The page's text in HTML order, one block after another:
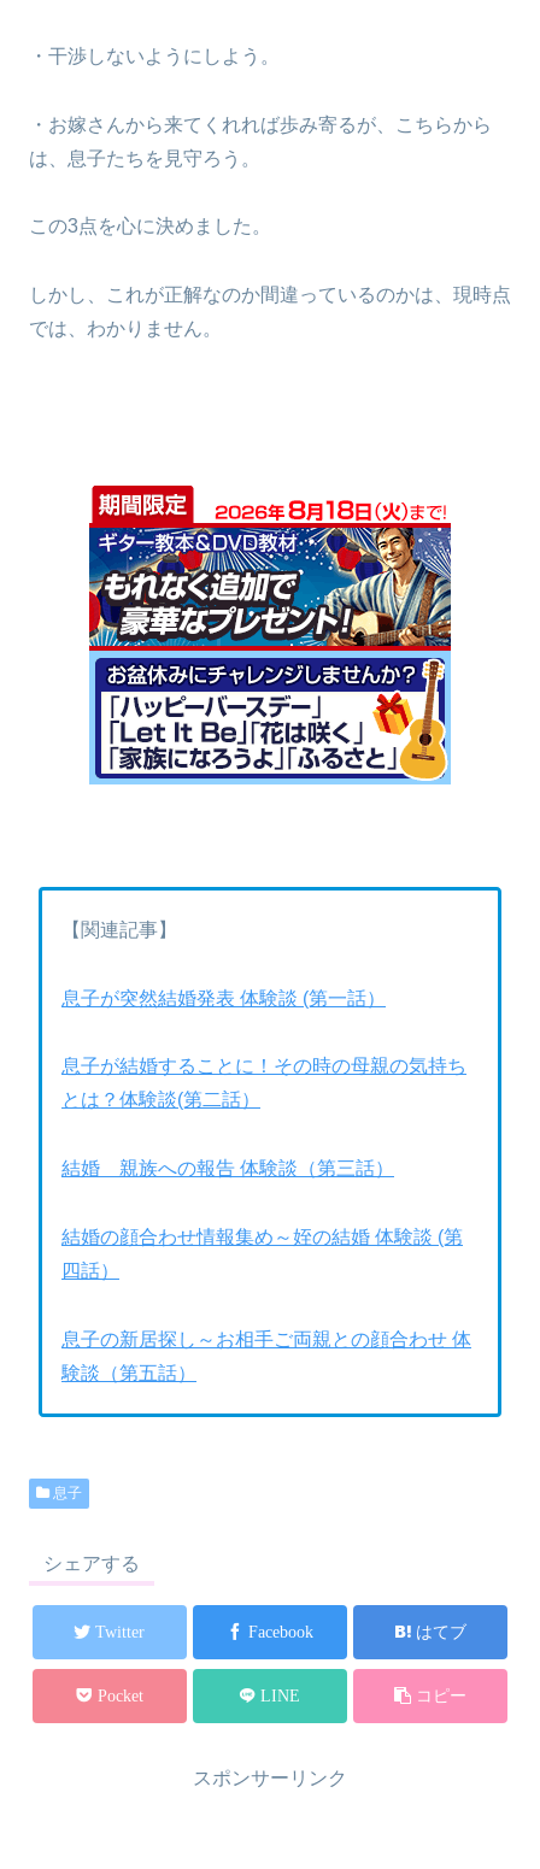
・干渉しないようにしよう。
・お嫁さんから来てくれれば歩み寄るが、こちらから
は、息子たちを見守ろう。
この3点を心に決めました。
しかし、これが正解なのか間違っているのかは、現時点
では、わかりません。
【関連記事】
息子が突然結婚発表 体験談 (第一話）
息子が結婚することに！その時の母親の気持ち
とは？体験談(第二話）
結婚 親族への報告 体験談（第三話）
結婚の顔合わせ情報集め～姪の結婚 体験談 (第
四話）
息子の新居探し～お相手ご両親との顔合わせ 体
験談（第五話）
息子
シェアする
Twitter Facebook はてブ
Pocket LINE コピー
スポンサーリンク